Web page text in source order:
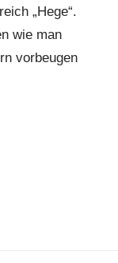
„Hege“.
wie man
vorbeugen